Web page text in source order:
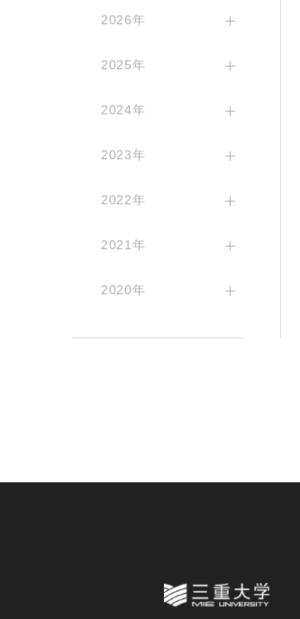
2026年
2025年
2024年
2023年
2022年
2021年
2020年